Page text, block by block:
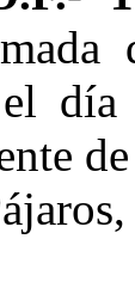
día